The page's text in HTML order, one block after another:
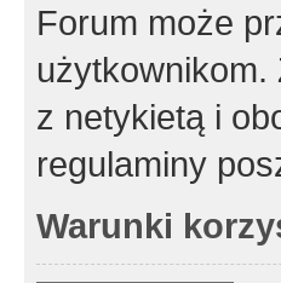
Forum może
użytkownikom.
z netykietą i
regulaminy
Warunki